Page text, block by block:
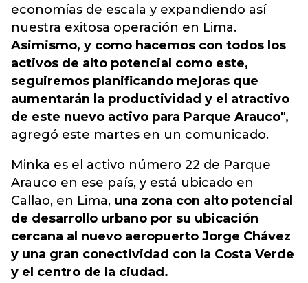
economías de escala y expandiendo así
nuestra exitosa operación en Lima.
Asimismo, y como hacemos con todos los
activos de alto potencial como este,
seguiremos planificando mejoras que
aumentarán la productividad y el atractivo
de este nuevo activo para Parque Arauco",
agregó este martes en un comunicado.
Minka es el activo número 22 de Parque
Arauco en ese país, y está ubicado en
Callao, en Lima, una zona con alto potencial
de desarrollo urbano por su ubicación
cercana al nuevo aeropuerto Jorge Chávez
y una gran conectividad con la Costa Verde
y el centro de la ciudad.